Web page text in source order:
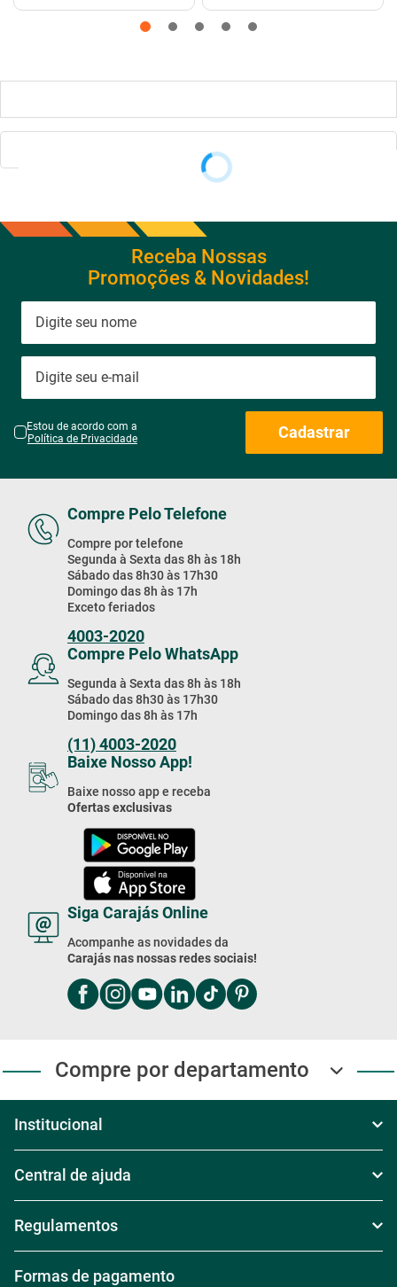
Receba Nossas
Promoções & Novidades!
Estou de acordo com a
Política de Privacidade
Cadastrar
Compre Pelo Telefone
Compre por telefone
Segunda à Sexta das 8h às 18h
Sábado das 8h30 às 17h30
Domingo das 8h às 17h
Exceto feriados
4003-2020
Compre Pelo WhatsApp
Segunda à Sexta das 8h às 18h
Sábado das 8h30 às 17h30
Domingo das 8h às 17h
(11) 4003-2020
Baixe Nosso App!
Baixe nosso app e receba
Ofertas exclusivas
Siga Carajás Online
Acompanhe as novidades da
Carajás nas nossas redes sociais!
Compre por departamento
Institucional
Televendas
Nossas Lojas
Trabalhe conosco
Central de ajuda
Política de Troca
Regulamentos
Formas de pagamento